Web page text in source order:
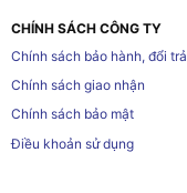
CHÍNH SÁCH CÔNG TY
Chính sách bảo hành, đổi trả
Chính sách giao nhận
Chính sách bảo mật
Điều khoản sử dụng